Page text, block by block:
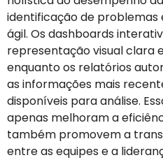
identificação de
ágil. Os dashboards
representação visual clara
enquanto os relatórios
as informações mais
disponíveis para análise.
apenas melhoram a
também promovem a
entre as equipes e a